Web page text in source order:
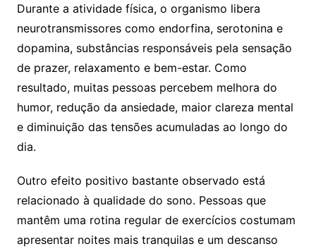
Durante a atividade física, o organismo libera
neurotransmissores como endorfina, serotonina e
dopamina, substâncias responsáveis pela sensação
de prazer, relaxamento e bem-estar. Como
resultado, muitas pessoas percebem melhora do
humor, redução da ansiedade, maior clareza mental
e diminuição das tensões acumuladas ao longo do
dia.
Outro efeito positivo bastante observado está
relacionado à qualidade do sono. Pessoas que
mantêm uma rotina regular de exercícios costumam
apresentar noites mais tranquilas e um descanso